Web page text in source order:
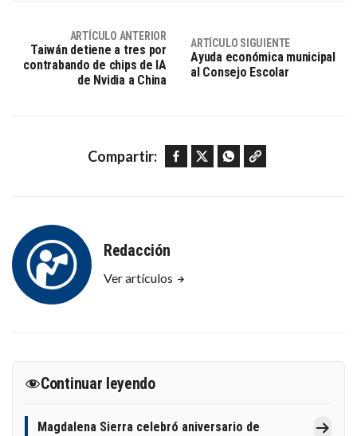
ARTÍCULO ANTERIOR
Taiwán detiene a tres por
contrabando de chips de IA
de Nvidia a China
ARTÍCULO SIGUIENTE
Ayuda económica municipal
al Consejo Escolar
Compartir: Facebook Twitter WhatsApp Copy link
Redacción
Ver artículos
Continuar leyendo
Magdalena Sierra celebró aniversario de